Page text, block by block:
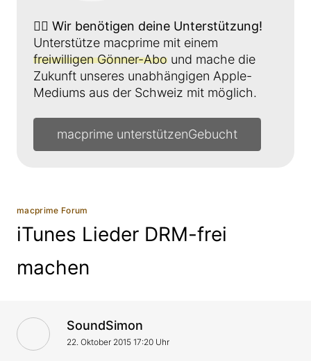
👉🏼 Wir benötigen deine Unterstützung!
Unterstütze macprime mit einem
freiwilligen Gönner-Abo und mache die
Zukunft unseres unabhängigen Apple-
Mediums aus der Schweiz mit möglich.
macprime unterstützen
macprime Forum
iTunes Lieder DRM-frei
machen
VonAntwort von
SoundSimon
22. Oktober 2015 17:20 Uhr